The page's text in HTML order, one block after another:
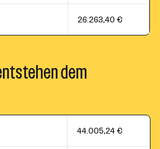
26.263,40 €
dem
44.005,24 €